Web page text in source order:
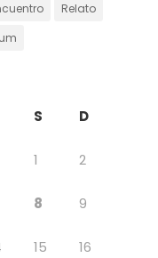
Relato
S D
1 2
8 9
15 16